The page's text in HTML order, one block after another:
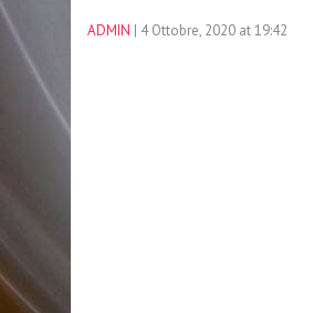
ADMIN | 4 Ottobre, 2020 at 19:42